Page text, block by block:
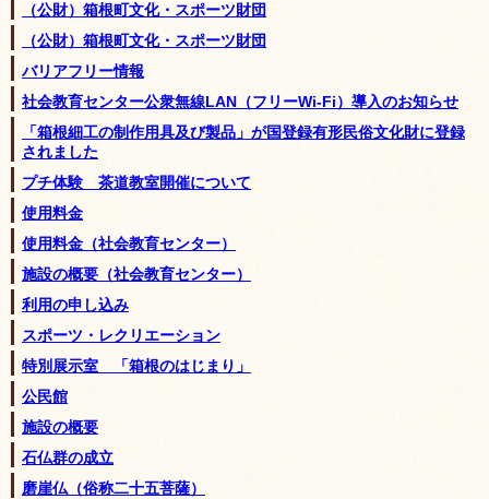
（公財）箱根町文化・スポーツ財団
（公財）箱根町文化・スポーツ財団
バリアフリー情報
社会教育センター公衆無線LAN（フリーWi-Fi）導入のお知らせ
「箱根細工の制作用具及び製品」が国登録有形民俗文化財に登録
されました
プチ体験 茶道教室開催について
使用料金
使用料金（社会教育センター）
施設の概要（社会教育センター）
利用の申し込み
スポーツ・レクリエーション
特別展示室 「箱根のはじまり」
公民館
施設の概要
石仏群の成立
磨崖仏（俗称二十五菩薩）